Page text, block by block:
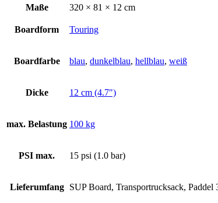
Maße
320 × 81 × 12 cm
Boardform Touring
Boardfarbe blau, dunkelblau, hellblau, weiß
Dicke 12 cm (4.7")
max. Belastung 100 kg
PSI max. 15 psi (1.0 bar)
Lieferumfang SUP Board, Transportrucksack,